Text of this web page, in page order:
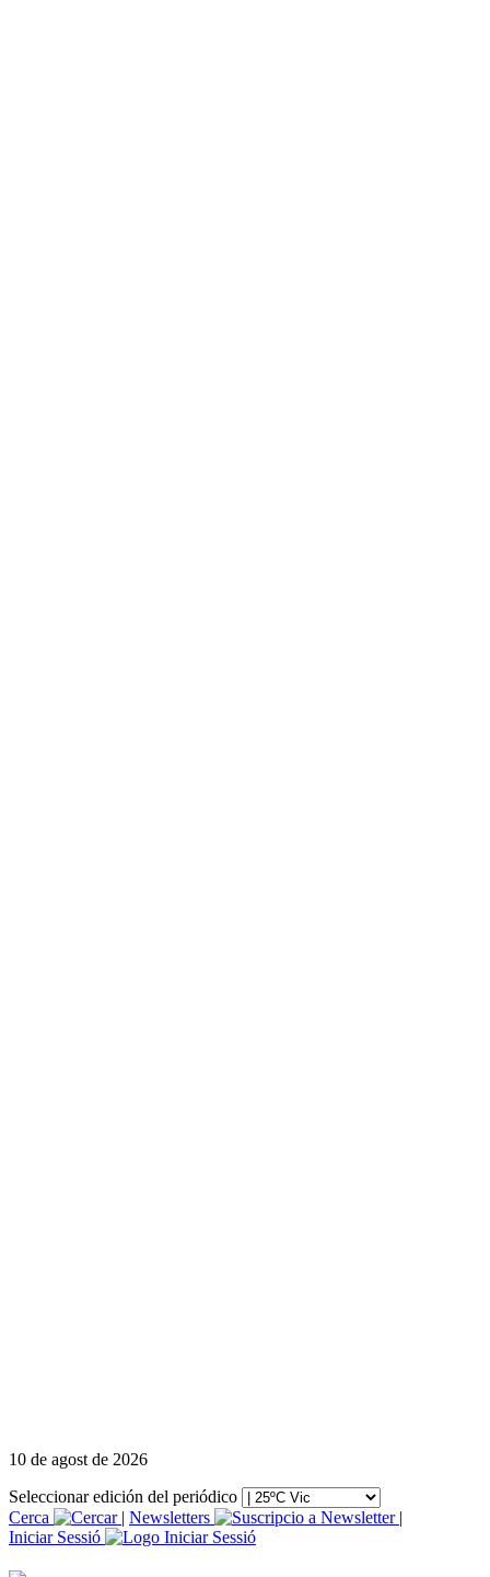
10 de agost de 2026
Seleccionar edición del periódico
Cerca
| Newsletters
|
Iniciar Sessió